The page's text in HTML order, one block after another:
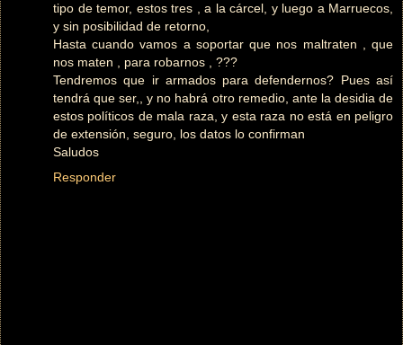
tipo de temor, estos tres , a la cárcel, y luego a Marruecos,
y sin posibilidad de retorno,
Hasta cuando vamos a soportar que nos maltraten , que
nos maten , para robarnos , ???
Tendremos que ir armados para defendernos? Pues así
tendrá que ser,, y no habrá otro remedio, ante la desidia de
estos políticos de mala raza, y esta raza no está en peligro
de extensión, seguro, los datos lo confirman
Saludos
Responder